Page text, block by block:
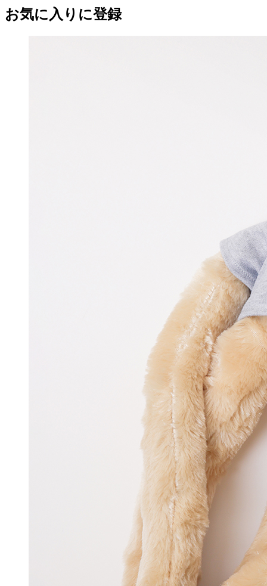
お気に入りに登録